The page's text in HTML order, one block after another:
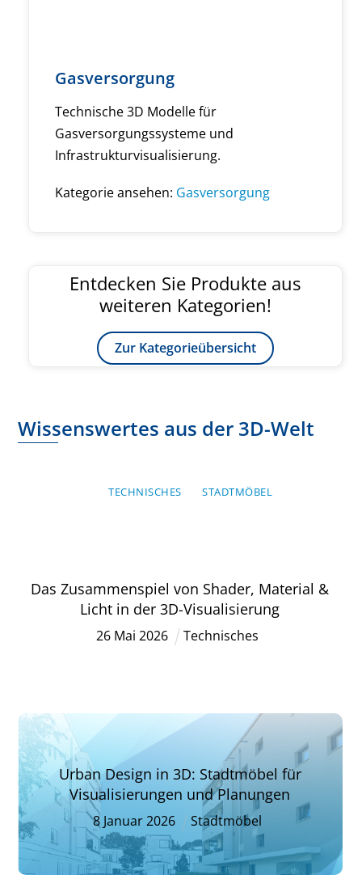
Gasversorgung
Technische 3D Modelle für
Gasversorgungssysteme und
Infrastrukturvisualisierung.
Kategorie ansehen: Gasversorgung
Entdecken Sie Produkte aus
weiteren Kategorien!
Zur Kategorieübersicht
Wissenswertes aus der 3D-Welt
TECHNISCHES STADTMÖBEL
Das Zusammenspiel von Shader, Material &
Licht in der 3D-Visualisierung
26 Mai 2026 Technisches
Urban Design in 3D: Stadtmöbel für
Visualisierungen und Planungen
8 Januar 2026 Stadtmöbel